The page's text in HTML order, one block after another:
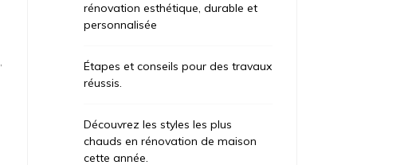
rénovation esthétique, durable et
personnalisée
Étapes et conseils pour des travaux
réussis.
Découvrez les styles les plus
chauds en rénovation de maison
cette année.